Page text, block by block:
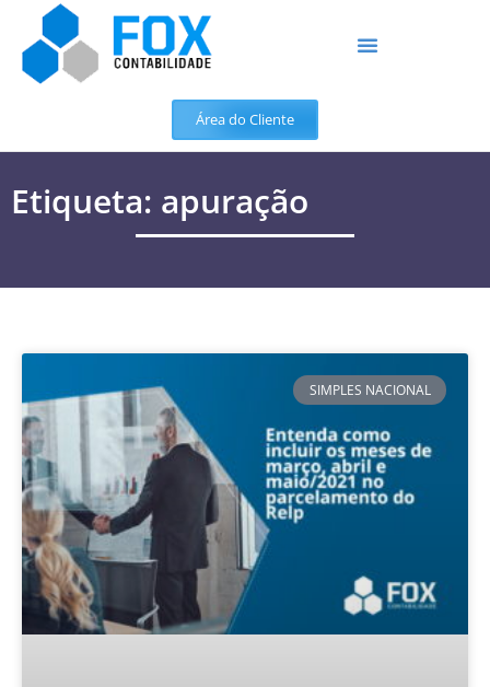
Área do Cliente
Etiqueta: apuração
SIMPLES NACIONAL